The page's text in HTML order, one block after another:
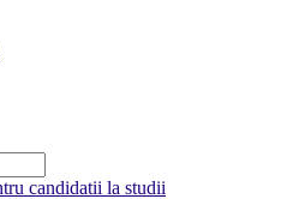
candidatii la studii